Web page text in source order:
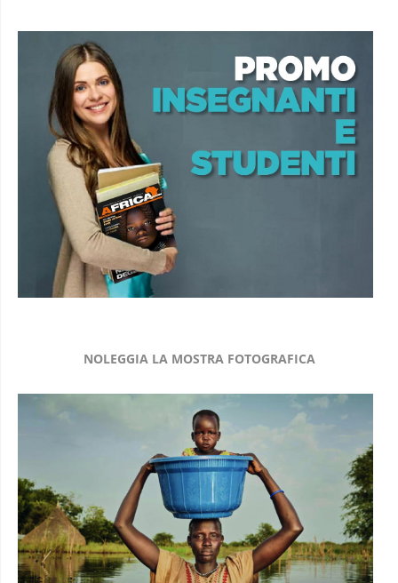
NOLEGGIA LA MOSTRA FOTOGRAFICA